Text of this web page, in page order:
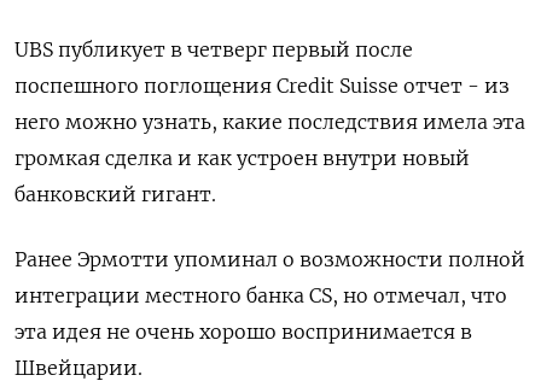
UBS публикует в четверг первый после
поспешного поглощения Credit Suisse отчет - из
него можно узнать, какие последствия имела эта
громкая сделка и как устроен внутри новый
банковский гигант.
Ранее Эрмотти упоминал о возможности полной
интеграции местного банка CS, но отмечал, что
эта идея не очень хорошо воспринимается в
Швейцарии.